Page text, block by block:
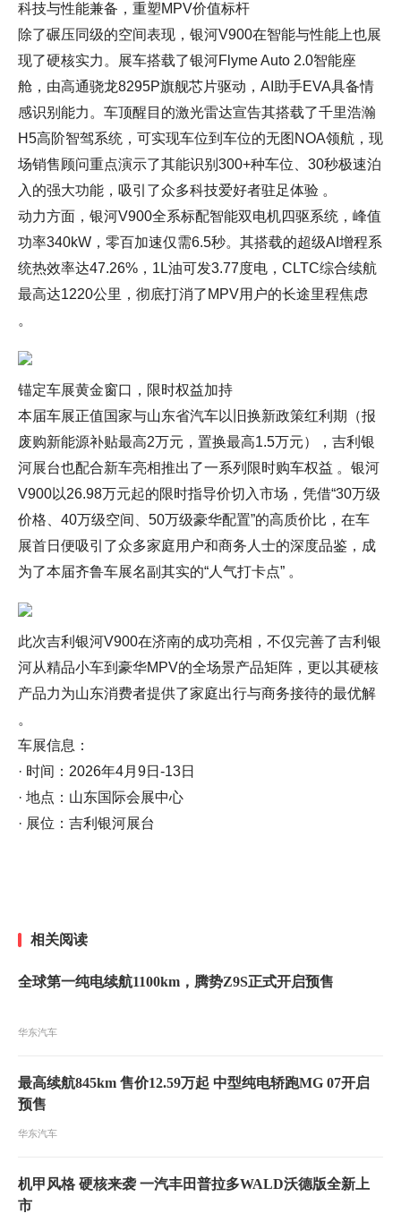
科技与性能兼备，重塑MPV价值标杆
除了碾压同级的空间表现，银河V900在智能与性能上也展
现了硬核实力。展车搭载了银河Flyme Auto 2.0智能座
舱，由高通骁龙8295P旗舰芯片驱动，AI助手EVA具备情
感识别能力。车顶醒目的激光雷达宣告其搭载了千里浩瀚
H5高阶智驾系统，可实现车位到车位的无图NOA领航，现
场销售顾问重点演示了其能识别300+种车位、30秒极速泊
入的强大功能，吸引了众多科技爱好者驻足体验 。
动力方面，银河V900全系标配智能双电机四驱系统，峰值
功率340kW，零百加速仅需6.5秒。其搭载的超级AI增程系
统热效率达47.26%，1L油可发3.77度电，CLTC综合续航
最高达1220公里，彻底打消了MPV用户的长途里程焦虑
。
锚定车展黄金窗口，限时权益加持
本届车展正值国家与山东省汽车以旧换新政策红利期（报
废购新能源补贴最高2万元，置换最高1.5万元），吉利银
河展台也配合新车亮相推出了一系列限时购车权益 。银河
V900以26.98万元起的限时指导价切入市场，凭借“30万级
价格、40万级空间、50万级豪华配置”的高质价比，在车
展首日便吸引了众多家庭用户和商务人士的深度品鉴，成
为了本届齐鲁车展名副其实的“人气打卡点” 。
此次吉利银河V900在济南的成功亮相，不仅完善了吉利银
河从精品小车到豪华MPV的全场景产品矩阵，更以其硬核
产品力为山东消费者提供了家庭出行与商务接待的最优解
。
车展信息：
· 时间：2026年4月9日-13日
· 地点：山东国际会展中心
· 展位：吉利银河展台
相关阅读
全球第一纯电续航1100km，腾势Z9S正式开启预售
华东汽车
最高续航845km 售价12.59万起 中型纯电轿跑MG 07开启
预售
华东汽车
机甲风格 硬核来袭 一汽丰田普拉多WALD沃德版全新上
市